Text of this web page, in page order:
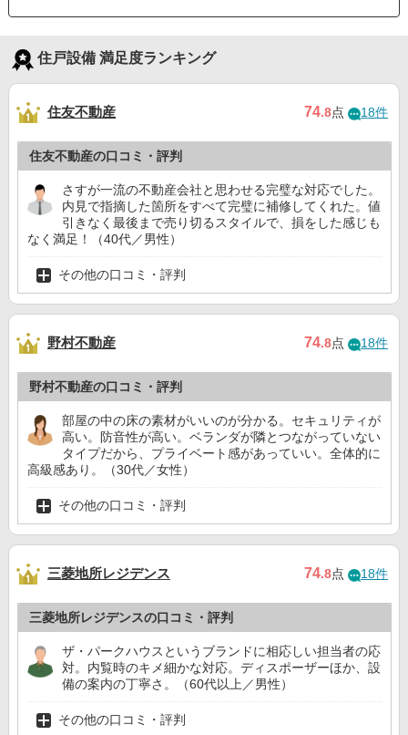
住戸設備 満足度ランキング
住友不動産 74.8点 18件
住友不動産の口コミ・評判
さすが一流の不動産会社と思わせる完璧な対応でした。
内見で指摘した箇所をすべて完璧に補修してくれた。値
引きなく最後まで売り切るスタイルで、損をした感じも
なく満足！（40代／男性）
その他の口コミ・評判
野村不動産 74.8点 18件
野村不動産の口コミ・評判
部屋の中の床の素材がいいのが分かる。セキュリティが
高い。防音性が高い。ベランダが隣とつながっていない
タイプだから、プライベート感があっていい。全体的に
高級感あり。（30代／女性）
その他の口コミ・評判
三菱地所レジデンス 74.8点 18件
三菱地所レジデンスの口コミ・評判
ザ・パークハウスというブランドに相応しい担当者の応
対。内覧時のキメ細かな対応。ディスポーザーほか、設
備の案内の丁寧さ。（60代以上／男性）
その他の口コミ・評判